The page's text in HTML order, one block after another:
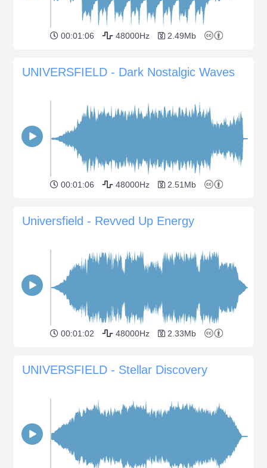
00:01:06 48000Hz 2.49Mb
UNIVERSFIELD - Dark Nostalgic Waves
00:01:06 48000Hz 2.51Mb
Universfield - Revved Up Energy
00:01:02 48000Hz 2.33Mb
UNIVERSFIELD - Stellar Discovery